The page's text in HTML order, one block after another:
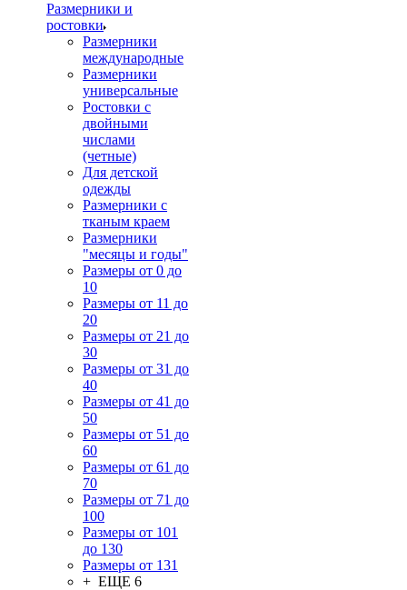
Размерники и
ростовки
Размерники
международные
Размерники
универсальные
Ростовки с
двойными
числами
(четные)
Для детской
одежды
Размерники с
тканым краем
Размерники
"месяцы и годы"
Размеры от 0 до
10
Размеры от 11 до
20
Размеры от 21 до
30
Размеры от 31 до
40
Размеры от 41 до
50
Размеры от 51 до
60
Размеры от 61 до
70
Размеры от 71 до
100
Размеры от 101
до 130
Размеры от 131
+ ЕЩЕ 6